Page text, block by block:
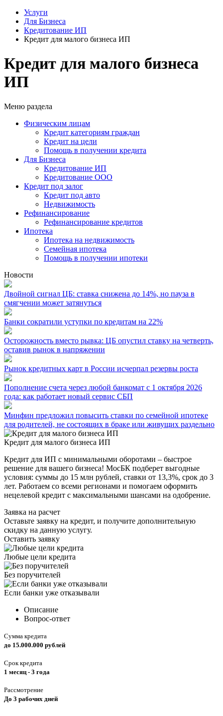
Услуги
Для Бизнеса
Кредитование ИП
Кредит для малого бизнеса ИП
Кредит для малого бизнеса
ИП
Меню раздела
Физическим лицам
Кредит категориям граждан
Кредит на цели
Помощь в получении кредита
Для Бизнеса
Кредитование ИП
Кредитование ООО
Кредит под залог
Кредит под авто
Недвижимость
Рефинансирование
Рефинансирование кредитов
Ипотека
Ипотека на недвижимость
Семейная ипотека
Помощь в получении ипотеки
Новости
Двойной сигнал ЦБ: ставка снижена до 14%, но пауза в
смягчении может затянуться
Банки сократили уступки по кредитам на 22%
Осторожность вместо рывка: ЦБ опустил ставку на четверть,
оставив рынок в напряжении
Рынок кредитных карт в России исчерпал резервы роста
Пополнение счета через любой банкомат с 1 октября 2026
года: как работает новый сервис СБП
Минфин предложил повысить ставки по семейной ипотеке
для родителей, не состоящих в браке или живущих раздельно
Кредит для малого бизнеса ИП
Кредит для ИП с минимальными оборотами – быстрое
решение для вашего бизнеса! МосБК подберет выгодные
условия: суммы до 15 млн рублей, ставки от 13,3%, срок до 3
лет. Работаем со всеми регионами и помогаем оформить
нецелевой кредит с максимальными шансами на одобрение.
Заявка на расчет
Оставьте заявку на кредит, и получите дополнительную
скидку на данную услугу.
Оставить заявку
Любые цели кредита
Без поручителей
Если банки уже отказывали
Описание
Вопрос-ответ
Сумма кредита
до 15.000.000 рублей
Срок кредита
1 месяц - 3 года
Рассмотрение
До 3 рабочих дней